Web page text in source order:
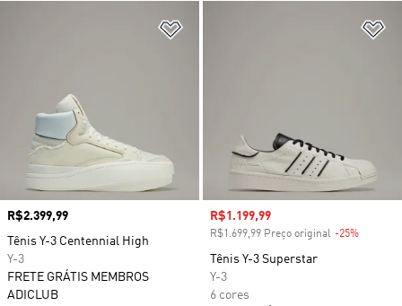
Adicionar à Lista de Desejos
Preço
R$2.399,99
Tênis Y-3 Centennial High
Y-3
FRETE GRÁTIS MEMBROS
ADICLUB
Preço com desconto
R$1.199,99
R$1.699,99 Preço original -25%
Tênis Y-3 Superstar
Y-3
6 cores